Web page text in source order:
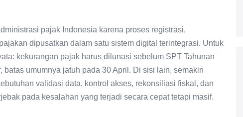
pajak Indonesia karena proses registrasi,
dipusatkan dalam satu sistem digital terintegrasi. Untuk
kekurangan pajak harus dilunasi sebelum SPT Tahunan
umumnya jatuh pada 30 April. Di sisi lain, semakin
validasi data, kontrol akses, rekonsiliasi fiskal, dan
pada kesalahan yang terjadi secara cepat tetapi masif.